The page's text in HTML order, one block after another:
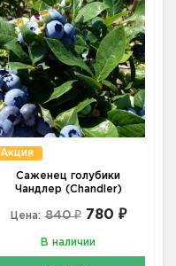
Акция
Саженец голубики
Чандлер (Chandler)
Цена: 840 ₽ 780 ₽
В наличии